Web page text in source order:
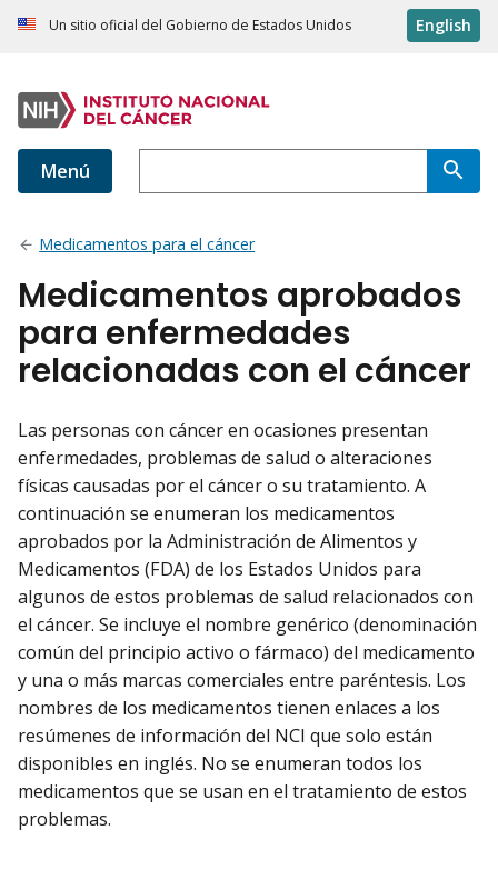
Un sitio oficial del Gobierno de Estados Unidos English
Menú
Medicamentos para el cáncer
Medicamentos aprobados
para enfermedades
relacionadas con el cáncer
Las personas con cáncer en ocasiones presentan
enfermedades, problemas de salud o alteraciones
físicas causadas por el cáncer o su tratamiento. A
continuación se enumeran los medicamentos
aprobados por la Administración de Alimentos y
Medicamentos (FDA) de los Estados Unidos para
algunos de estos problemas de salud relacionados con
el cáncer. Se incluye el nombre genérico (denominación
común del principio activo o fármaco) del medicamento
y una o más marcas comerciales entre paréntesis. Los
nombres de los medicamentos tienen enlaces a los
resúmenes de información del NCI que solo están
disponibles en inglés. No se enumeran todos los
medicamentos que se usan en el tratamiento de estos
problemas.